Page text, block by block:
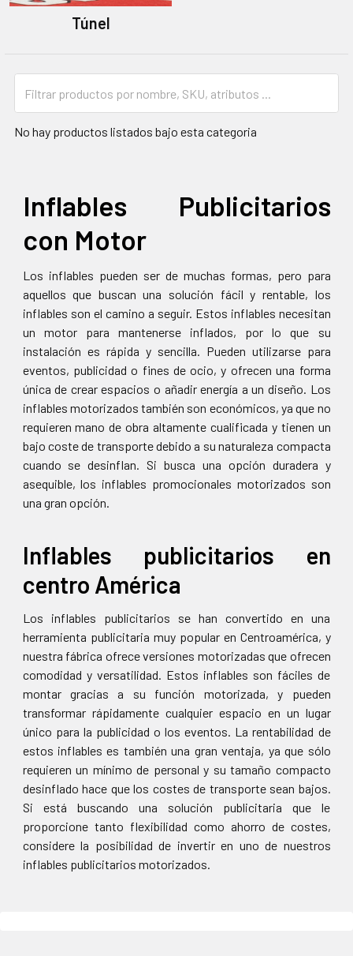
Túnel
No hay productos listados bajo esta categoria
Inflables Publicitarios
con Motor
Los inflables pueden ser de muchas formas, pero para
aquellos que buscan una solución fácil y rentable, los
inflables son el camino a seguir. Estos inflables necesitan
un motor para mantenerse inflados, por lo que su
instalación es rápida y sencilla. Pueden utilizarse para
eventos, publicidad o fines de ocio, y ofrecen una forma
única de crear espacios o añadir energía a un diseño. Los
inflables motorizados también son económicos, ya que no
requieren mano de obra altamente cualificada y tienen un
bajo coste de transporte debido a su naturaleza compacta
cuando se desinflan. Si busca una opción duradera y
asequible, los inflables promocionales motorizados son
una gran opción.
Inflables publicitarios en
centro América
Los inflables publicitarios se han convertido en una
herramienta publicitaria muy popular en Centroamérica, y
nuestra fábrica ofrece versiones motorizadas que ofrecen
comodidad y versatilidad. Estos inflables son fáciles de
montar gracias a su función motorizada, y pueden
transformar rápidamente cualquier espacio en un lugar
único para la publicidad o los eventos. La rentabilidad de
estos inflables es también una gran ventaja, ya que sólo
requieren un mínimo de personal y su tamaño compacto
desinflado hace que los costes de transporte sean bajos.
Si está buscando una solución publicitaria que le
proporcione tanto flexibilidad como ahorro de costes,
considere la posibilidad de invertir en uno de nuestros
inflables publicitarios motorizados.